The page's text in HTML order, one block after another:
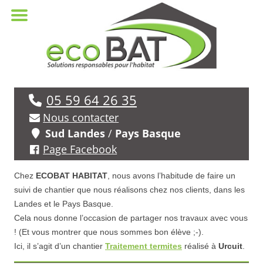
05 59 64 26 35
Nous contacter
Sud Landes / Pays Basque
Page Facebook
Chez ECOBAT HABITAT , nous avons l’habitude de faire un
suivi de chantier que nous réalisons chez nos clients, dans les
Landes et le Pays Basque.
Cela nous donne l’occasion de partager nos travaux avec vous
! (Et vous montrer que nous sommes bon élève ;-).
Ici, il s’agit d’un chantier Traitement termites réalisé à Urcuit